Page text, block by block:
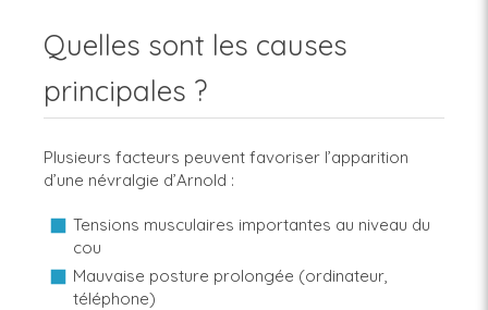
Quelles sont les causes
principales ?
Plusieurs facteurs peuvent favoriser l’apparition
d’une névralgie d’Arnold :
Tensions musculaires importantes au niveau du
cou
Mauvaise posture prolongée (ordinateur,
téléphone)